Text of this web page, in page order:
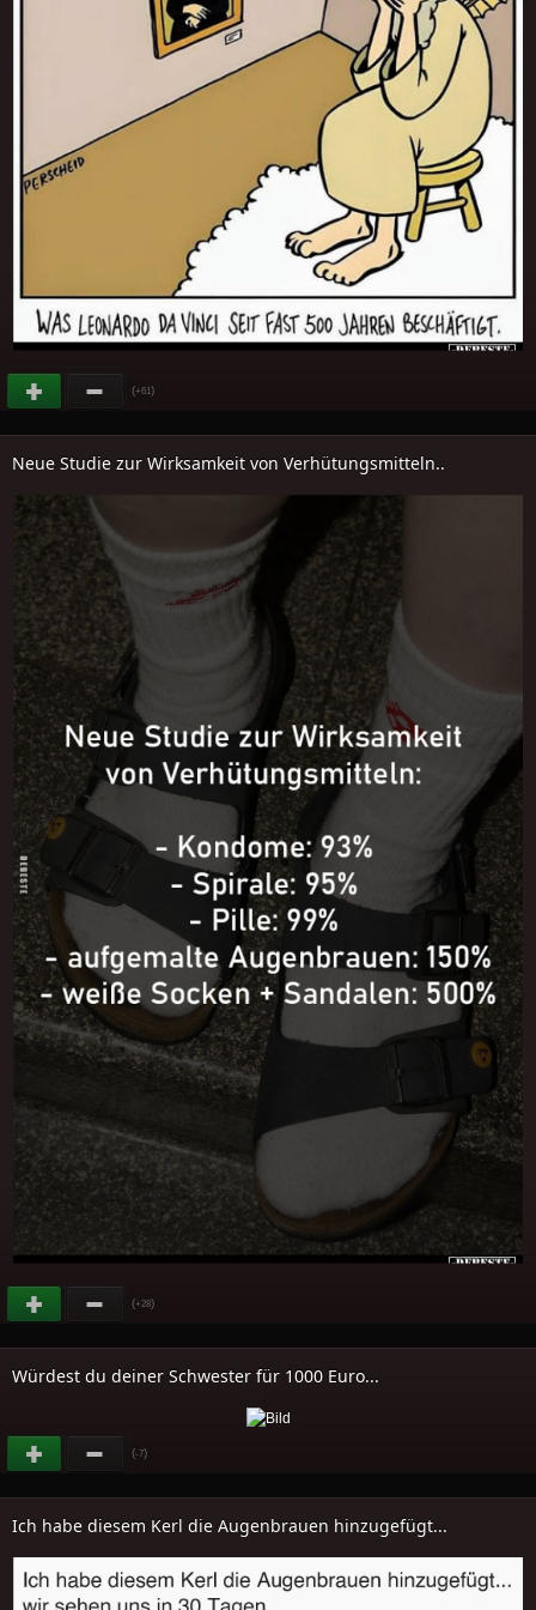
(+61)
Neue Studie zur Wirksamkeit von Verhütungsmitteln..
(+28)
Würdest du deiner Schwester für 1000 Euro...
(-7)
Ich habe diesem Kerl die Augenbrauen hinzugefügt...